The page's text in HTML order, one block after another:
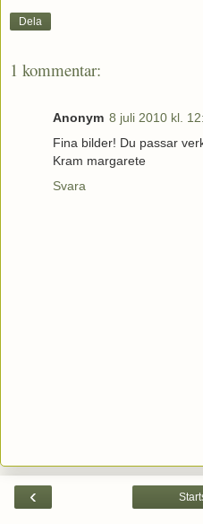
Dela
1 kommentar:
Anonym 8 juli 2010 kl.
Fina bilder! Du passar
Kram margarete
Svara
‹